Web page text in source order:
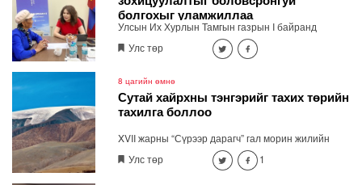
болгохыг уламжиллаа
Улсын Их Хурлын Тамгын газрын I байранд
байрлах "Нээлттэй парламент" танхимд өнөөдөр
(2026.08.06) Улсын Их Хурлын гишүүн
сонслоо.
Улс төр
8 цагийн өмнө
Сутай хайрхны тэнгэрийг тахих төрийн
тахилга боллоо
XVII жарны “Сүрээр дарагч” гал морин жилийн
зуны адаг хөхөгчин хонь сарын 23-ны өлзий
дэмбэрэлтэй өдөр /2026.08.06/ Сутай хайрхны
Улс төр 1